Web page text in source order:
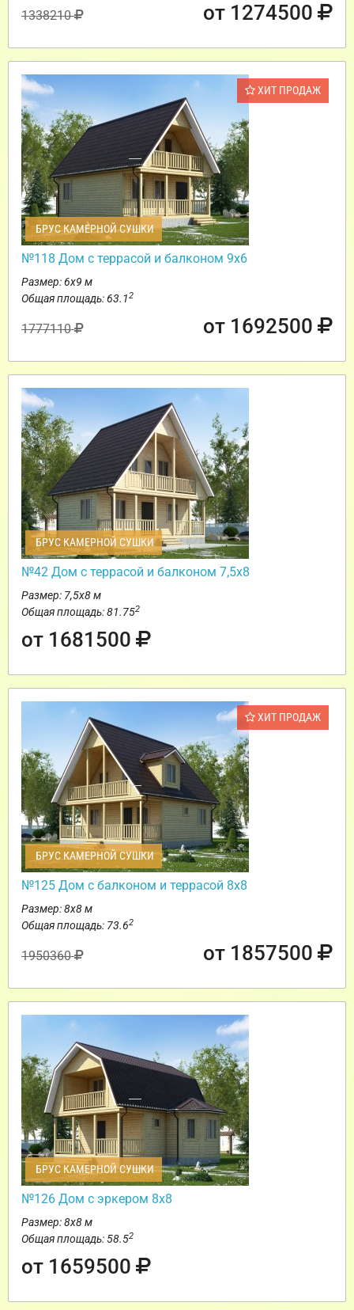
1338210 от 1274500
ХИТ ПРОДАЖ
БРУС КАМЕРНОЙ СУШКИ
№118 Дом с террасой и балконом 9х6
Размер: 6х9 м
Общая площадь: 63.12
1777110 от 1692500
БРУС КАМЕРНОЙ СУШКИ
№42 Дом с террасой и балконом 7,5х8
Размер: 7,5х8 м
Общая площадь: 81.752
от 1681500
ХИТ ПРОДАЖ
БРУС КАМЕРНОЙ СУШКИ
№125 Дом с балконом и террасой 8х8
Размер: 8х8 м
Общая площадь: 73.62
1950360 от 1857500
БРУС КАМЕРНОЙ СУШКИ
№126 Дом с эркером 8х8
Размер: 8х8 м
Общая площадь: 58.52
от 1659500